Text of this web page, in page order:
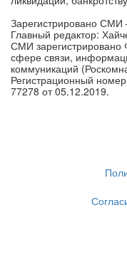
Зарегистрировано
Главный редактор:
СМИ зарегистрировано
сфере связи,
коммуникаций
Регистрационный
77278 от 05.12.2019.